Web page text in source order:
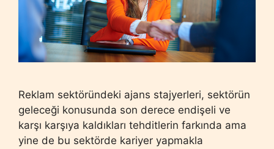
Reklam sektöründeki ajans stajyerleri, sektörün
geleceği konusunda son derece endişeli ve
karşı karşıya kaldıkları tehditlerin farkında ama
yine de bu sektörde kariyer yapmakla